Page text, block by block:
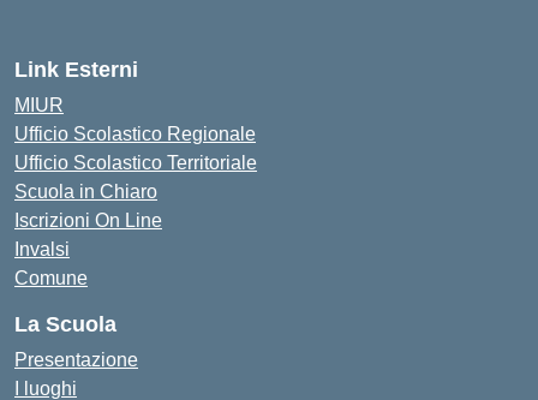
Link Esterni
MIUR
Ufficio Scolastico Regionale
Ufficio Scolastico Territoriale
Scuola in Chiaro
Iscrizioni On Line
Invalsi
Comune
La Scuola
Presentazione
I luoghi